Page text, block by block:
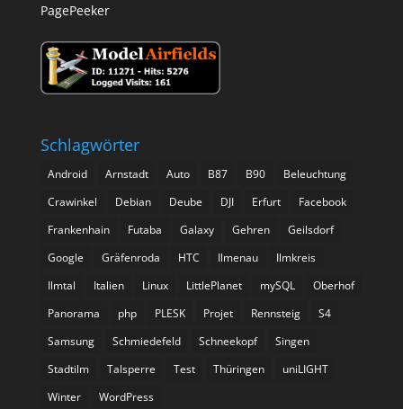
PagePeeker
Schlagwörter
Android Arnstadt Auto B87 B90
Beleuchtung
Crawinkel
Debian Deube DJI Erfurt
Facebook
Frankenhain
Futaba Galaxy Gehren
Geilsdorf
Google
Gräfenroda HTC Ilmenau
Ilmkreis
Ilmtal
Italien Linux LittlePlanet mySQL
Oberhof
Panorama
php PLESK Projet Rennsteig
S4
Samsung
Schmiedefeld Schneekopf
Singen
Stadtilm
Talsperre Test Thüringen
uniLIGHT
Winter
WordPress